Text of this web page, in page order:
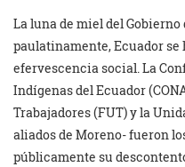
La luna de miel del
paulatinamente, Ecuador
efervescencia social. La
Indígenas del Ecuador
Trabajadores (FUT) y la
aliados de Moreno- fueron
públicamente su